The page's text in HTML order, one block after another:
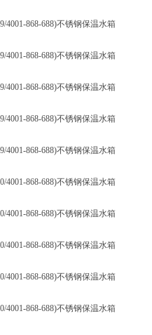
4001-868-688)不锈钢保温水箱
4001-868-688)不锈钢保温水箱
4001-868-688)不锈钢保温水箱
4001-868-688)不锈钢保温水箱
4001-868-688)不锈钢保温水箱
4001-868-688)不锈钢保温水箱
4001-868-688)不锈钢保温水箱
4001-868-688)不锈钢保温水箱
4001-868-688)不锈钢保温水箱
4001-868-688)不锈钢保温水箱